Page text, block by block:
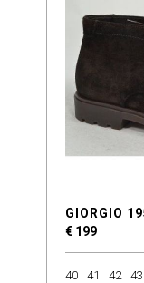
GIORGIO
€ 199
40 41 42 43